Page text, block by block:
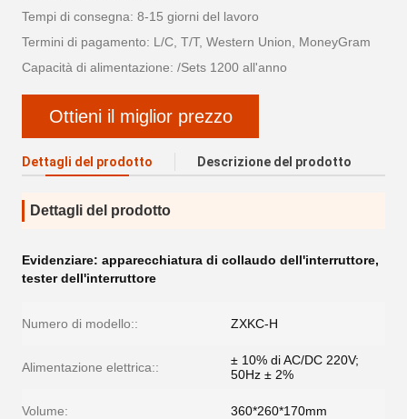
Tempi di consegna: 8-15 giorni del lavoro
Termini di pagamento: L/C, T/T, Western Union, MoneyGram
Capacità di alimentazione: /Sets 1200 all'anno
Ottieni il miglior prezzo
Dettagli del prodotto Descrizione del prodotto
Dettagli del prodotto
Evidenziare: apparecchiatura di collaudo dell'interruttore,
tester dell'interruttore
Numero di modello:: ZXKC-H
Alimentazione elettrica::
± 10% di AC/DC 220V;
50Hz ± 2%
Volume: 360*260*170mm